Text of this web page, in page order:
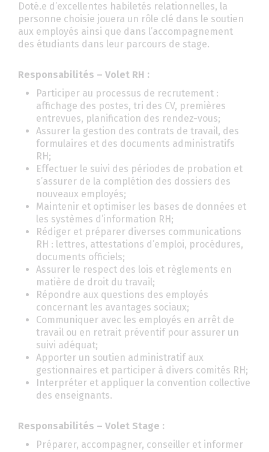
Doté.e d’excellentes habiletés relationnelles, la
personne choisie jouera un rôle clé dans le soutien
aux employés ainsi que dans l’accompagnement
des étudiants dans leur parcours de stage.
Responsabilités – Volet RH :
Participer au processus de recrutement :
affichage des postes, tri des CV, premières
entrevues, planification des rendez-vous;
Assurer la gestion des contrats de travail, des
formulaires et des documents administratifs
RH;
Effectuer le suivi des périodes de probation et
s’assurer de la complétion des dossiers des
nouveaux employés;
Maintenir et optimiser les bases de données et
les systèmes d’information RH;
Rédiger et préparer diverses communications
RH : lettres, attestations d’emploi, procédures,
documents officiels;
Assurer le respect des lois et règlements en
matière de droit du travail;
Répondre aux questions des employés
concernant les avantages sociaux;
Communiquer avec les employés en arrêt de
travail ou en retrait préventif pour assurer un
suivi adéquat;
Apporter un soutien administratif aux
gestionnaires et participer à divers comités RH;
Interpréter et appliquer la convention collective
des enseignants.
Responsabilités – Volet Stage :
Préparer, accompagner, conseiller et informer